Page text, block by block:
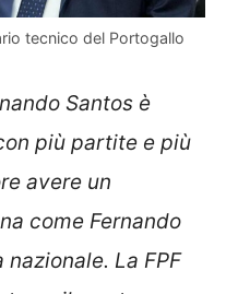
tecnico del Portogallo
Santos è
più partite e più
avere un
come Fernando
La FPF